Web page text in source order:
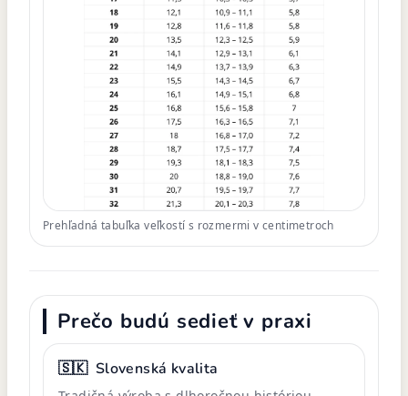
Prehľadná tabuľka veľkostí s rozmermi v centimetroch
Prečo budú sedieť v praxi
🇸🇰 Slovenská kvalita